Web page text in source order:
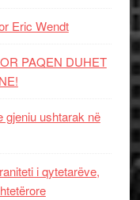
Eric Wendt
PAQEN DUHET
gjeniu ushtarak në
i qytetarëve,